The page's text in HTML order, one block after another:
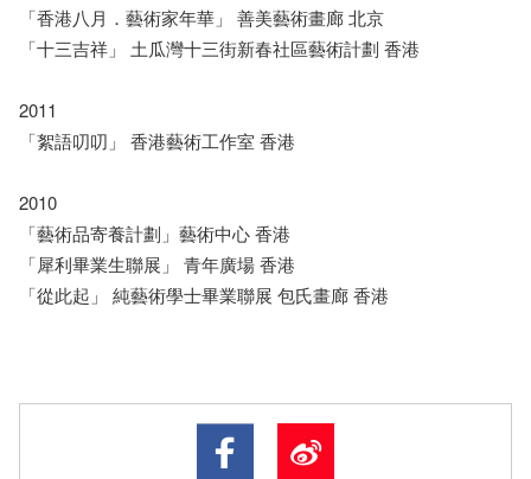
「香港八月．藝術家年華」 善美藝術畫廊 北京
「十三吉祥」 土瓜灣十三街新春社區藝術計劃 香港
2011
「絮語叨叨」 香港藝術工作室 香港
2010
「藝術品寄養計劃」藝術中心 香港
「犀利畢業生聯展」 青年廣場 香港
「從此起」 純藝術學士畢業聯展 包氏畫廊 香港